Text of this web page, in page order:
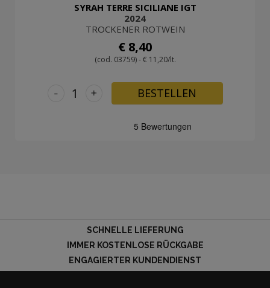
SYRAH TERRE SICILIANE IGT
2024
TROCKENER ROTWEIN
€ 8,40
(cod. 03759) - € 11,20/lt.
+
- BESTELLEN
SCHNELLE LIEFERUNG
IMMER KOSTENLOSE RÜCKGABE
ENGAGIERTER KUNDENDIENST